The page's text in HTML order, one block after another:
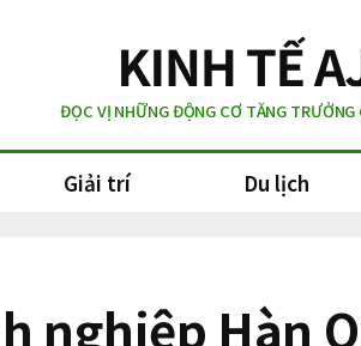
ĐỌC VỊ NHỮNG ĐỘNG CƠ TĂNG TRƯỞNG
Giải trí Du lịch
nghiệp Hàn